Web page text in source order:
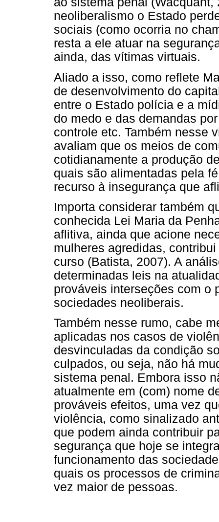
neoliberalismo o Estado
sociais (como ocorria no
resta a ele atuar na
ainda, das vítimas virtuais.
Aliado a isso, como reflete
de desenvolvimento do
entre o Estado polícia e a
do medo e das demandas
controle etc. Também nesse
avaliam que os meios de
cotidianamente a produção
quais são alimentadas pela
recurso à insegurança que
Importa considerar também
conhecida Lei Maria da
aflitiva, ainda que acione
mulheres agredidas,
curso (Batista, 2007). A
determinadas leis na
prováveis interseções com o
sociedades neoliberais.
Também nesse rumo, cabe
aplicadas nos casos de
desvinculadas da condição
culpados, ou seja, não há
sistema penal. Embora isso
atualmente em (com) nome
prováveis efeitos, uma vez
violência, como sinalizado
que podem ainda contribuir
segurança que hoje se
funcionamento das
quais os processos de
vez maior de pessoas.